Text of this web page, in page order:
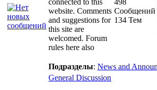
connected to this
website. Comments
and suggestions for
this site are
welcomed. Forum
rules here also
498
Сообщений
134 Тем
Подразделы: News and
General Discussion